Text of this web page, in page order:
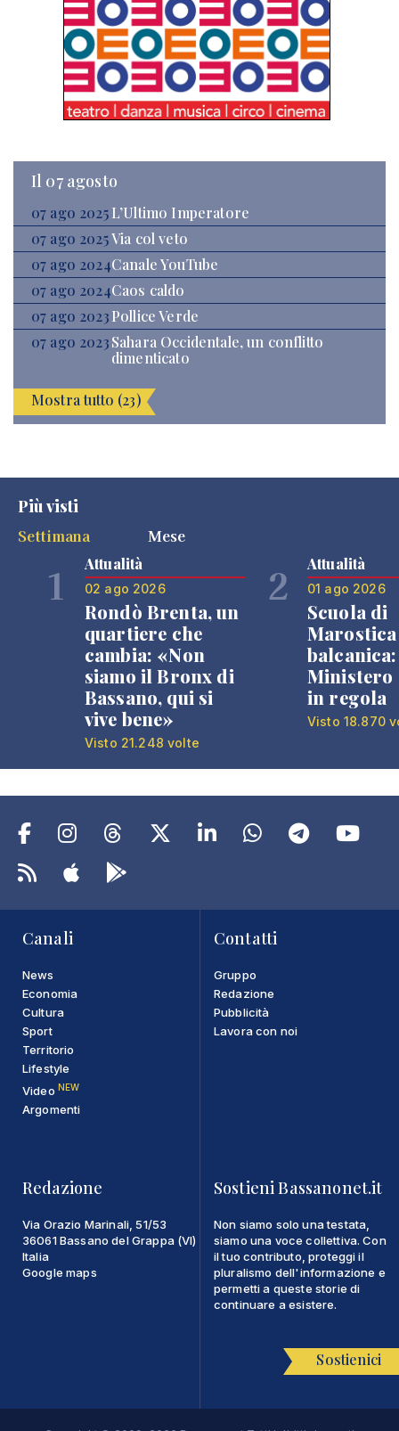
Il 07 agosto
07 ago 2025 L’Ultimo Imperatore
07 ago 2025Via col veto
07 ago 2024Canale YouTube
07 ago 2024Caos caldo
07 ago 2023Pollice Verde
07 ago 2023Sahara Occidentale, un conflitto
dimenticato
Mostra tutto (23)
Più visti
Settimana
Mese
1 Attualità
02 ago 2026
Rondò Brenta, un
quartiere che
cambia: «Non
siamo il Bronx di
Bassano, qui si
vive bene»
Visto 21.248 volte
2 Attualità
01 ago 2026
Scuola di
Ministero
in regola
Visto 18.870
Canali
News
Economia
Cultura
Sport
Territorio
Lifestyle
Video NEW
Argomenti
Contatti
Gruppo
Redazione
Pubblicità
Lavora con noi
Redazione
Via Orazio Marinali, 51/53
36061 Bassano del Grappa (VI)
Italia
Google maps
Sostieni Bassanonet.it
Non siamo solo una testata,
siamo una voce collettiva. Con
il tuo contributo, proteggi il
pluralismo dell'informazione e
permetti a queste storie di
continuare a esistere.
Sostienici